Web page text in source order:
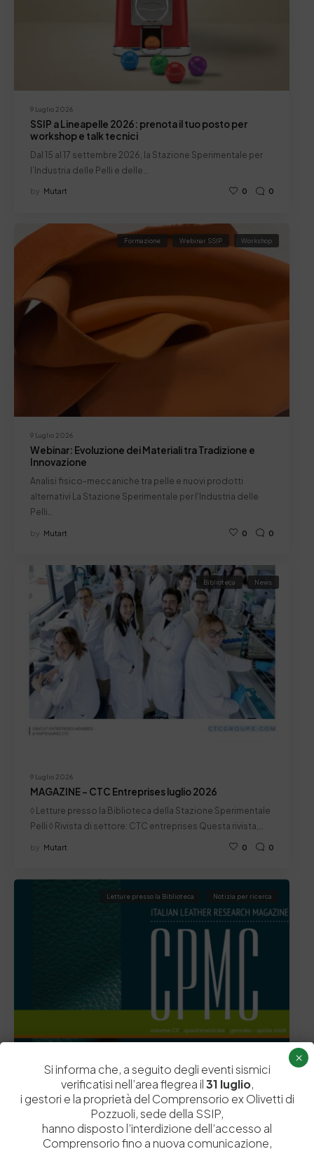
9 Luglio 2026
SSIP a Lineapelle 2026: prenota il tuo posto per
workshop e talk tecnici
Dal 15 al 17 settembre 2026, la Stazione Sperimentale per
l’Industria delle Pelli e delle…
by Mutart 0 0
9 Luglio 2026
Formazione Webinar SSIP Workshop
Webinar: Evoluzione dei Materiali tra Tradizione e
Innovazione
Analisi fisico-meccaniche tra pelle e nuovi prodotti
alternativi La Stazione Sperimentale per l'Industria delle
Pelli…
by Mutart 0 0
9 Luglio 2026
Biblioteca News
MAGAZINE – CTC Entreprises luglio 2026
◊ Letture presso la Biblioteca della Stazione Sperimentale
Pelli ◊ Rivista di settore: CTC entreprises Questa rivista,…
by Mutart 0 0
Letture presso la Biblioteca Notizia per ricerca
Polimeri bio-derivati: sviluppo e potenziali
applicazioni nel settore conciario
A cura di Federico Oliveri, Rachele Castaldo, Roberto
Si informa che, a seguito degli eventi sismici
verificatisi nell’area flegrea il31 luglio,
i gestori e la proprietà del Comprensorio ex Olivetti di
Pozzuoli, sede della SSIP,
hanno disposto l’interdizione dell’accesso al
Comprensorio fino a nuova comunicazione,
×